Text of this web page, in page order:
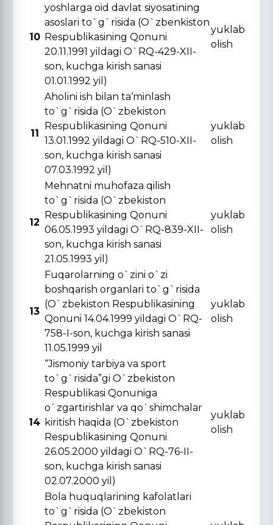
10
yoshlarga oid davlat siyosatining
asoslari to`g`risida (O`zbenkiston
Respublikasining Qonuni
20.11.1991 yildagi O`RQ-429-XII-
son, kuchga kirish sanasi
01.01.1992 yil)
yuklab
olish
11
Aholini ish bilan ta‘minlash
to`g`risida (O`zbekiston
Respublikasining Qonuni
13.01.1992 yildagi O`RQ-510-XII-
son, kuchga kirish sanasi
07.03.1992 yil)
yuklab
olish
12
Mehnatni muhofaza qilish
to`g`risida (O`zbekiston
Respublikasining Qonuni
06.05.1993 yildagi O`RQ-839-XII-
son, kuchga kirish sanasi
21.05.1993 yil)
yuklab
olish
13
Fuqarolarning o`zini o`zi
boshqarish organlari to`g`risida
(O`zbekiston Respublikasining
Qonuni 14.04.1999 yildagi O`RQ-
758-I-son, kuchga kirish sanasi
11.05.1999 yil
yuklab
olish
14
“Jismoniy tarbiya va sport
to`g`risida”gi O`zbekiston
Respublikasi Qonuniga
o`zgartirishlar va qo`shimchalar
kiritish haqida (O`zbekiston
Respublikasining Qonuni
26.05.2000 yildagi O`RQ-76-II-
son, kuchga kirish sanasi
02.07.2000 yil)
yuklab
olish
Bola huquqlarining kafolatlari
to`g`risida (O`zbekiston